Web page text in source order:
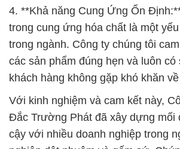
4. **Khả năng Cung Ứng Ổn
trong cung ứng hóa chất là một
trong ngành. Công ty chúng tôi
các sản phẩm đúng hẹn và luôn có
khách hàng không gặp khó khăn
Với kinh nghiệm và cam kết này,
Đắc Trường Phát đã xây dựng mối
cậy với nhiều doanh nghiệp trong